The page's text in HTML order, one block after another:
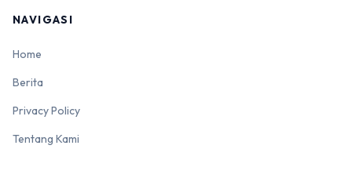
NAVIGASI
Home
Berita
Privacy Policy
Tentang Kami